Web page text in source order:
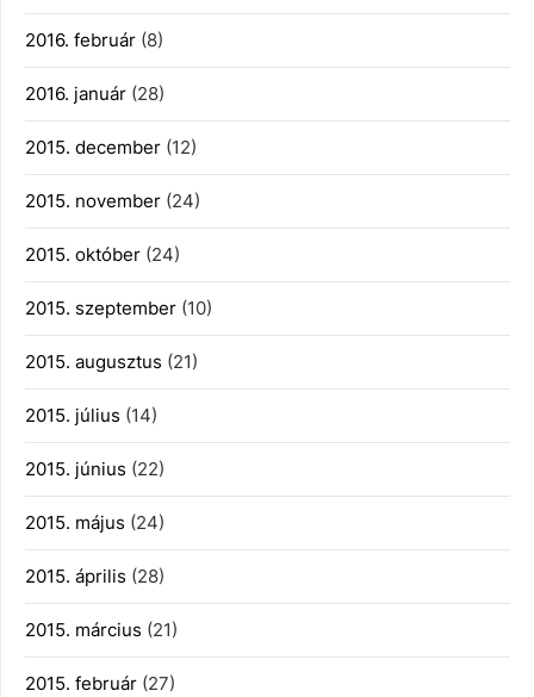
2016. február (8)
2016. január (28)
2015. december (12)
2015. november (24)
2015. október (24)
2015. szeptember (10)
2015. augusztus (21)
2015. július (14)
2015. június (22)
2015. május (24)
2015. április (28)
2015. március (21)
2015. február (27)